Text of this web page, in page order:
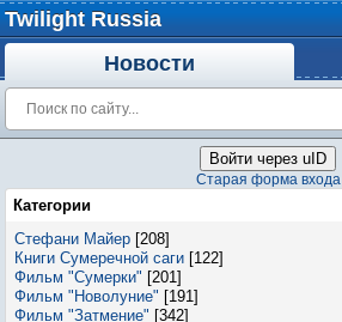
Twilight Russia
Новости
Войти через uID
Старая форма входа
Категории
Стефани Майер [208]
Книги Сумеречной саги [122]
Фильм "Сумерки" [201]
Фильм "Новолуние" [191]
Фильм "Затмение" [342]